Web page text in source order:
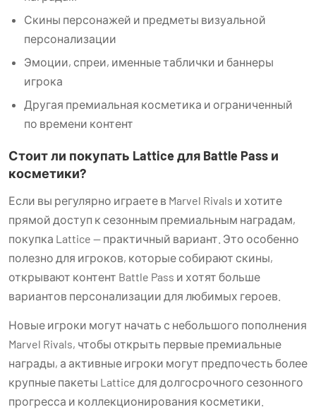
Скины персонажей и предметы визуальной
персонализации
Эмоции, спреи, именные таблички и баннеры
игрока
Другая премиальная косметика и ограниченный
по времени контент
Стоит ли покупать Lattice для Battle Pass и
косметики?
Если вы регулярно играете в Marvel Rivals и хотите
прямой доступ к сезонным премиальным наградам,
покупка Lattice — практичный вариант. Это особенно
полезно для игроков, которые собирают скины,
открывают контент Battle Pass и хотят больше
вариантов персонализации для любимых героев.
Новые игроки могут начать с небольшого пополнения
Marvel Rivals, чтобы открыть первые премиальные
награды, а активные игроки могут предпочесть более
крупные пакеты Lattice для долгосрочного сезонного
прогресса и коллекционирования косметики.